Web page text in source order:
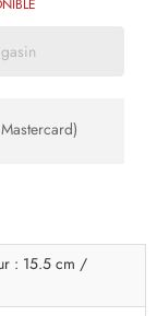
: 15.5 cm /